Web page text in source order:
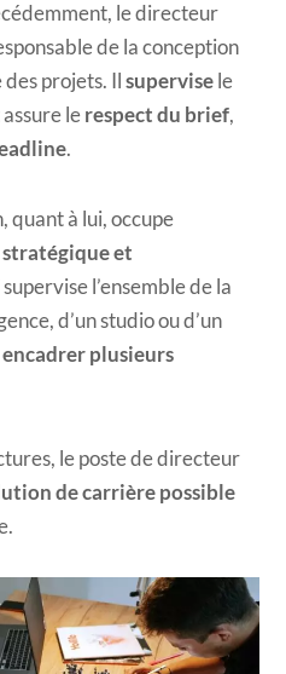
le directeur
de la conception
des projets. Ilsupervise le
assure le respect du brief,
.
quant à lui, occupe
stratégique et
supervise l’ensemble de la
d’un studio ou d’un
encadrer plusieurs
le poste de directeur
de carrière possible